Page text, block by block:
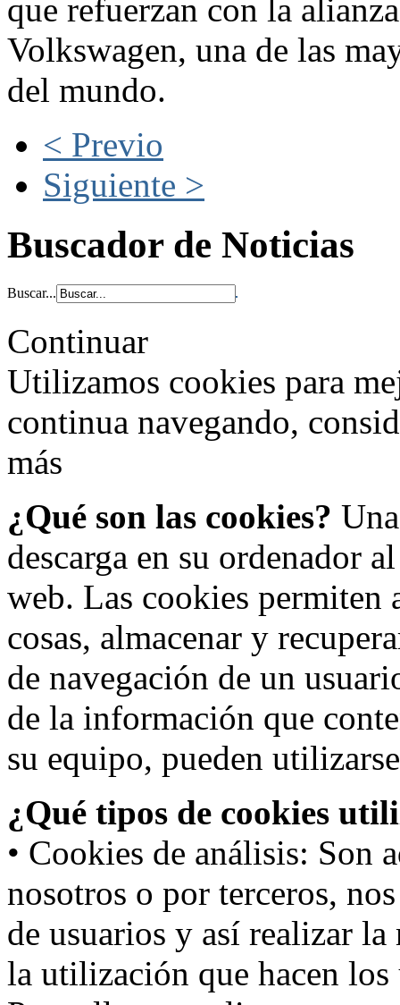
que refuerzan con la
Volkswagen, una de las
del mundo.
< Previo
Siguiente >
Buscador de Noticias
Buscar...
Continuar
Utilizamos cookies para
continua navegando,
más
¿Qué son las cookies?
descarga en su ordenador
web. Las cookies permiten
cosas, almacenar y
de navegación de un
de la información que
su equipo, pueden
¿Qué tipos de cookies
• Cookies de análisis: Son
nosotros o por terceros,
de usuarios y así realizar
la utilización que hacen